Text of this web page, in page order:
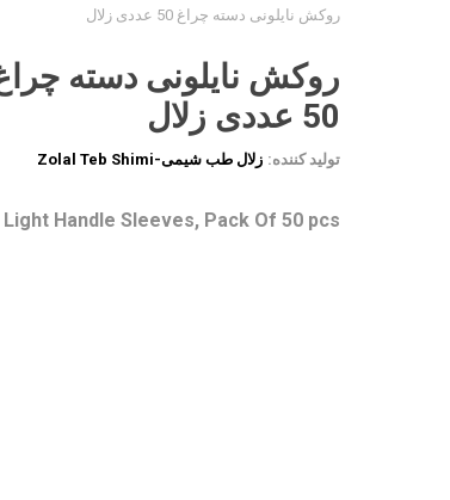
روکش نایلونی دسته چراغ 50 عددی زلال
روکش نایلونی دسته
50 عددی زلال
تولید کننده: زلال طب شیمی-Zolal Teb Shimi
Handle Sleeves, Pack Of 50 pcs